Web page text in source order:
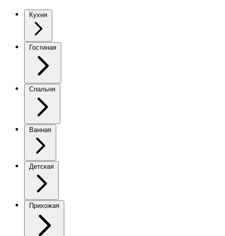
Кухня
Гостиная
Спальня
Ванная
Детская
Прихожая